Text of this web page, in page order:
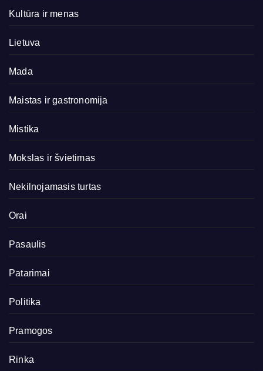
Kultūra ir menas
Lietuva
Mada
Maistas ir gastronomija
Mistika
Mokslas ir švietimas
Nekilnojamasis turtas
Orai
Pasaulis
Patarimai
Politika
Pramogos
Rinka